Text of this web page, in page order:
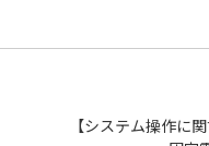
【システム操作に